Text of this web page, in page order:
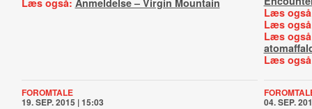
Læs også: Anmeldelse – Virgin Mountain
Læs
Læs
Læs
Læs
FOROMTALE
19. SEP. 2015 | 15:03 04. SEP.